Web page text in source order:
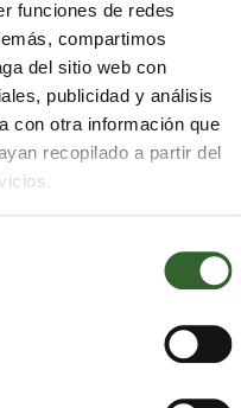
funciones de redes
compartimos
del sitio web con
publicidad y análisis
con otra información que
recopilado a partir del
10.000 Tn